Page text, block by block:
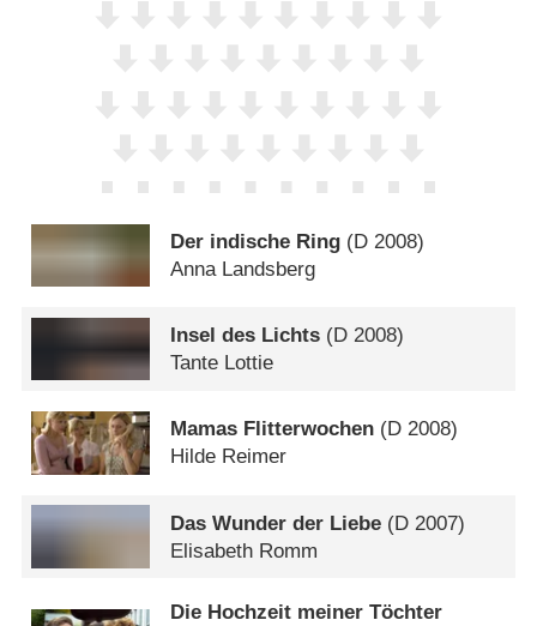
Der indische Ring (D 2008)
Anna Landsberg
Insel des Lichts (D 2008)
Tante Lottie
Mamas Flitterwochen (D 2008)
Hilde Reimer
Das Wunder der Liebe (D 2007)
Elisabeth Romm
Die Hochzeit meiner Töchter